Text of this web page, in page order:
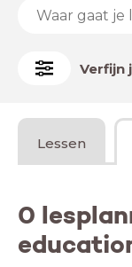
Verfijn
Lessen
0